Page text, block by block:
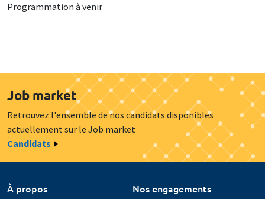
Programmation à venir
Job market
Retrouvez l'ensemble de nos candidats disponibles
actuellement sur le Job market
Candidats
À propos
Nos engagements